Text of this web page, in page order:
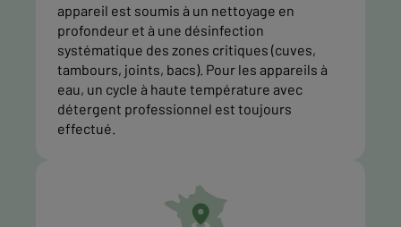
appareil est soumis à un nettoyage en
profondeur et à une désinfection
systématique des zones critiques (cuves,
tambours, joints, bacs). Pour les appareils à
eau, un cycle à haute température avec
détergent professionnel est toujours
effectué.